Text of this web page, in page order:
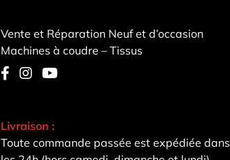
Vente et Réparation Neuf et d’occasion
Machines à coudre – Tissus
Livraison :
Toute commande passée est expédiée dans